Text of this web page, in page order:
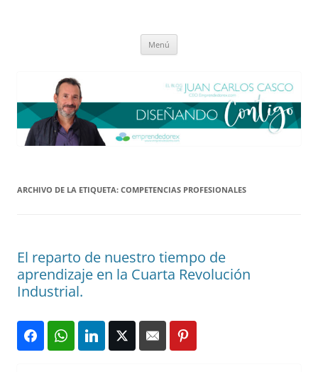
Menú
ARCHIVO DE LA ETIQUETA: COMPETENCIAS PROFESIONALES
El reparto de nuestro tiempo de
aprendizaje en la Cuarta Revolución
Industrial.